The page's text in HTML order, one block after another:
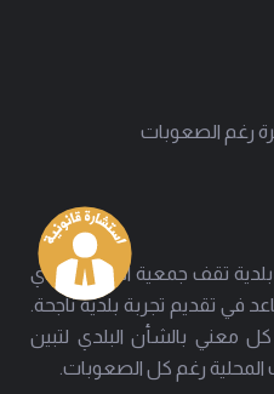
رغم الصعوبات
من 1000 سلطة بلدية تقف جمعية العمل البلدي
في تقديم تجربة بلدية ناجحة.
معني بالشأن البلدي لتبين
رغم كل الصعوبات.